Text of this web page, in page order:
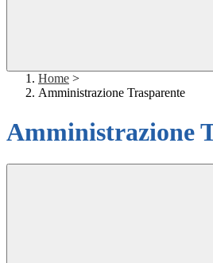
Home >
Amministrazione Trasparente
Amministrazione